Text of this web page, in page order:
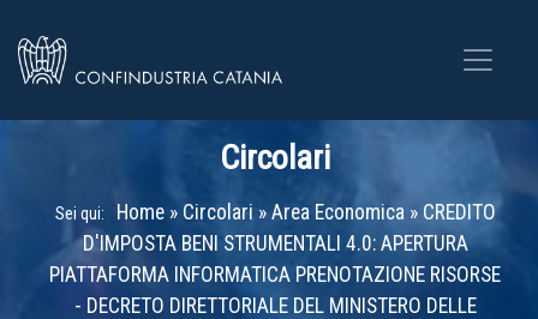
Circolari
Sei qui: Home» Circolari » Area Economica» CREDITO
D'IMPOSTA BENI STRUMENTALI 4.0: APERTURA
PIATTAFORMA INFORMATICA PRENOTAZIONE RISORSE
- DECRETO DIRETTORIALE DEL MINISTERO DELLE